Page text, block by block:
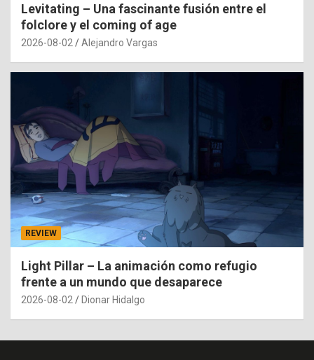
Levitating – Una fascinante fusión entre el
folclore y el coming of age
2026-08-02 Alejandro Vargas
REVIEW
Light Pillar – La animación como refugio
frente a un mundo que desaparece
2026-08-02 Dionar Hidalgo